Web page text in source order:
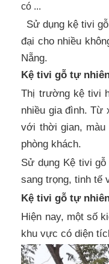
có ...
Sử dụng kệ tivi
đại cho nhiều
Nẵng.
Kệ tivi gỗ tự
Thị trường kệ tivi
nhiều gia đình. Từ
với thời gian,
phòng khách.
Sử dụng Kệ tivi
sang trọng, tinh tế
Kệ tivi gỗ tự
Hiện nay, một số
khu vực có diện